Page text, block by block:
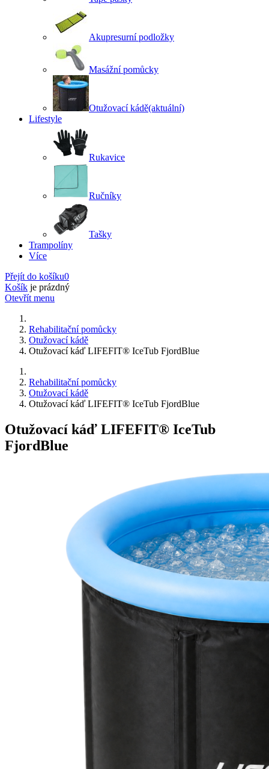
Akupresurní podložky
Masážní pomůcky
Otužovací kádě(aktuální)
Lifestyle
Rukavice
Ručníky
Tašky
Trampolíny
Více
Přejít do košíku0
Košík je prázdný
Otevřít menu
Rehabilitační pomůcky
Otužovací kádě
Otužovací káď LIFEFIT® IceTub FjordBlue
Rehabilitační pomůcky
Otužovací kádě
Otužovací káď LIFEFIT® IceTub FjordBlue
Otužovací káď LIFEFIT® IceTub
FjordBlue